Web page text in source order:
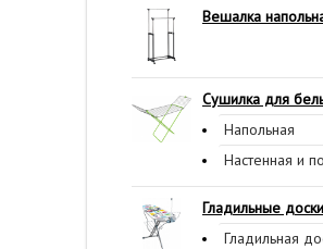
Вешалка
Сушилка для
Напольная
Настенная и
Гладильные доски
Гладильная